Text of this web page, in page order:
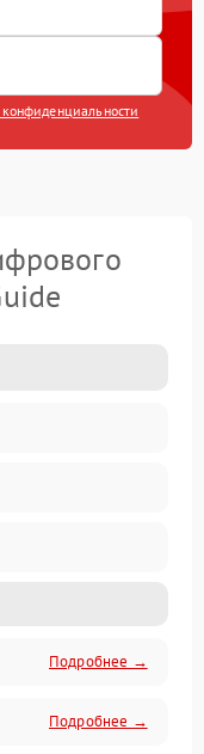
Подробнее →
Подробнее →